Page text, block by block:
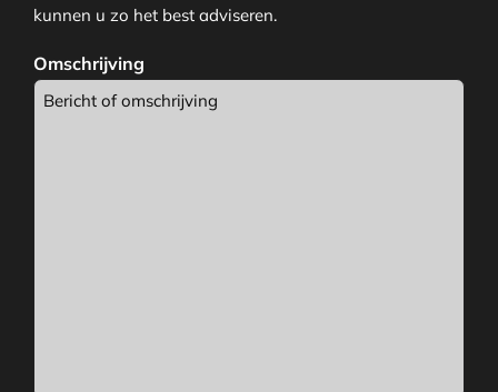
kunnen u zo het best adviseren.
Omschrijving